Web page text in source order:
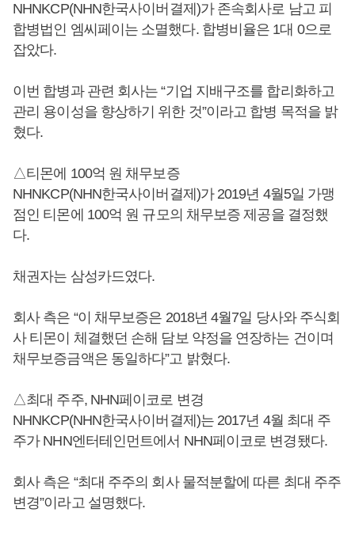
NHNKCP(NHN한국사이버결제)가 존속회사로 남고 피
합병법인 엠씨페이는 소멸했다. 합병비율은 1대 0으로
잡았다.
이번 합병과 관련 회사는 “기업 지배구조를 합리화하고
관리 용이성을 향상하기 위한 것”이라고 합병 목적을 밝
혔다.
△티몬에 100억 원 채무보증
NHNKCP(NHN한국사이버결제)가 2019년 4월5일 가맹
점인 티몬에 100억 원 규모의 채무보증 제공을 결정했
다.
채권자는 삼성카드였다.
회사 측은 “이 채무보증은 2018년 4월7일 당사와 주식회
사 티몬이 체결했던 손해 담보 약정을 연장하는 건이며
채무보증금액은 동일하다”고 밝혔다.
△최대 주주, NHN페이코로 변경
NHNKCP(NHN한국사이버결제)는 2017년 4월 최대 주
주가 NHN엔터테인먼트에서 NHN페이코로 변경됐다.
회사 측은 “최대 주주의 회사 물적분할에 따른 최대 주주
변경”이라고 설명했다.